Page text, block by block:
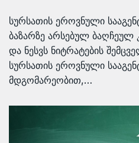
სურსათის ეროვნული
ბაზარზე არსებულ ბაღჩეულ
და ნესვს ნიტრატების
სურსათის ეროვნული
მდგომარეობით,…